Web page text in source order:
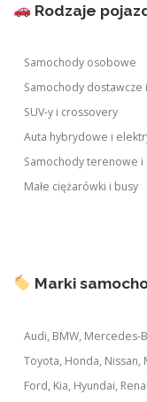
Rodzaje
Samochody osobowe
Samochody dostawcze
SUV-y i crossovery
Auta hybrydowe i
Samochody terenowe i
Małe ciężarówki i busy
Marki
Audi, BMW, Mercedes-
Toyota, Honda, Nissan,
Ford, Kia, Hyundai,